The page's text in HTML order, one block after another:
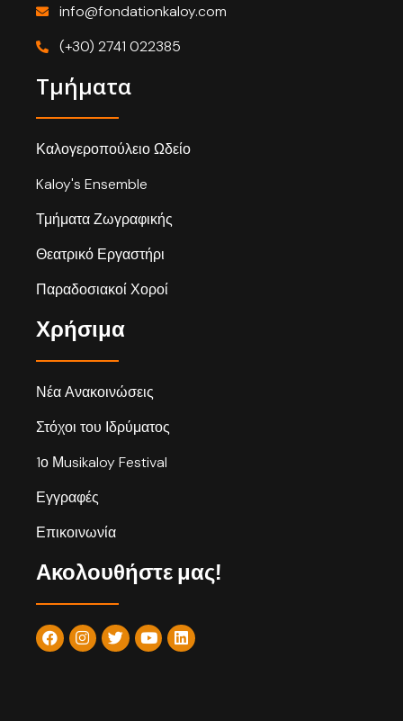
info@fondationkaloy.com
(+30) 2741 022385
Τμήματα
Καλογεροπούλειο Ωδείο
Kaloy's Ensemble
Τμήματα Ζωγραφικής
Θεατρικό Εργαστήρι
Παραδοσιακοί Χοροί
Χρήσιμα
Νέα Ανακοινώσεις
Στόχοι του Ιδρύματος
1ο Μusikaloy Festival
Εγγραφές
Επικοινωνία
Ακολουθήστε μας!